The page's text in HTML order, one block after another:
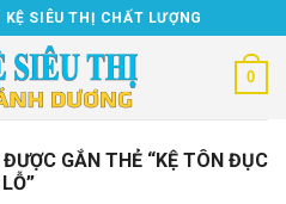
SIÊU THỊ CHẤT LƯỢNG
0
GẮN THẺ “KỆ TÔN ĐỤC
LỖ”